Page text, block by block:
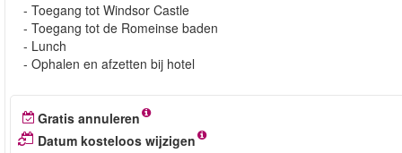
- Toegang tot Windsor Castle
- Toegang tot de Romeinse baden
- Lunch
- Ophalen en afzetten bij hotel
Gratis annuleren
Datum kosteloos wijzigen